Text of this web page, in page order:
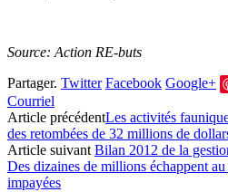
Source: Action RE-buts
Partager. Twitter Facebook Google+
Courriel
Article précédentLes activités
des retombées de 32 millions de
Article suivant Bilan 2012 de la
Des dizaines de millions échappent
impayées